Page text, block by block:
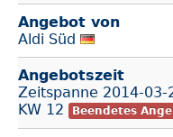
Angebot von
Aldi Süd
Angebotszeit
Zeitspanne 2014-03-
KW 12
Beendetes